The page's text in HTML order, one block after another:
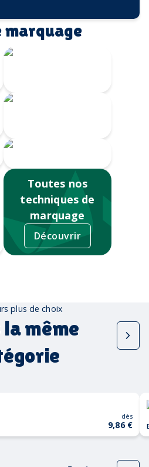
marquage
Toutes nos
techniques de
marquage
Découvrir
plus de choix
la même
dès
9,86 €